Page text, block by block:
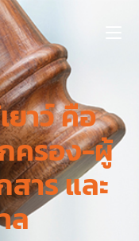
าว์ คือ
ครอง-ผู้
าร และ
ล